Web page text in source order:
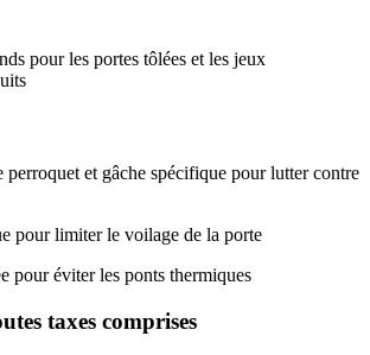
pour les portes tôlées et les jeux
perroquet et gâche spécifique pour lutter contre
pour limiter le voilage de la porte
pour éviter les ponts thermiques
taxes comprises